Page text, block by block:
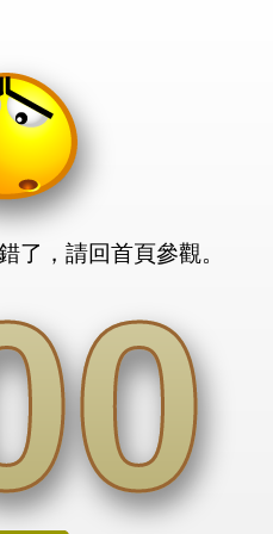
了，請回首頁參觀。